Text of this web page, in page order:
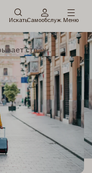
ИскатьCамообслуж. Меню
Какие риски покрывает страхование поездки